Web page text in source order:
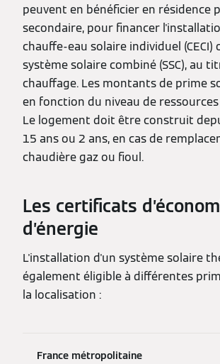
peuvent en bénéficier en résidence
secondaire, pour financer
chauffe-eau solaire individuel (CECI)
système solaire combiné (SSC), au
chauffage. Les montants de prime
en fonction du niveau de
Le logement doit être construit
15 ans ou 2 ans, en cas de
chaudière gaz ou fioul.
Les certificats
d’énergie
L'installation d'un système solaire
également éligible à différentes
la localisation :
France métropolitaine